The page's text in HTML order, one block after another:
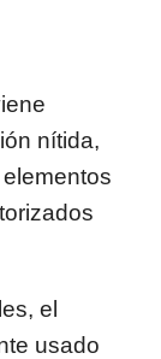
nítida,
el
usado